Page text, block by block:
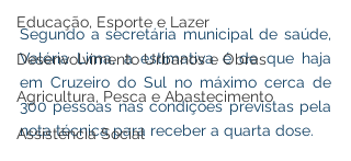
Educação, Esporte e Lazer
Desenvolvimento Urbanos e Obras
Agricultura, Pesca e Abastecimento
Assistência Social
Segundo a secretária municipal de saúde,
Valéria Lima, a estimativa é de que haja
em Cruzeiro do Sul no máximo cerca de
300 pessoas nas condições previstas pela
nota técnica para receber a quarta dose.